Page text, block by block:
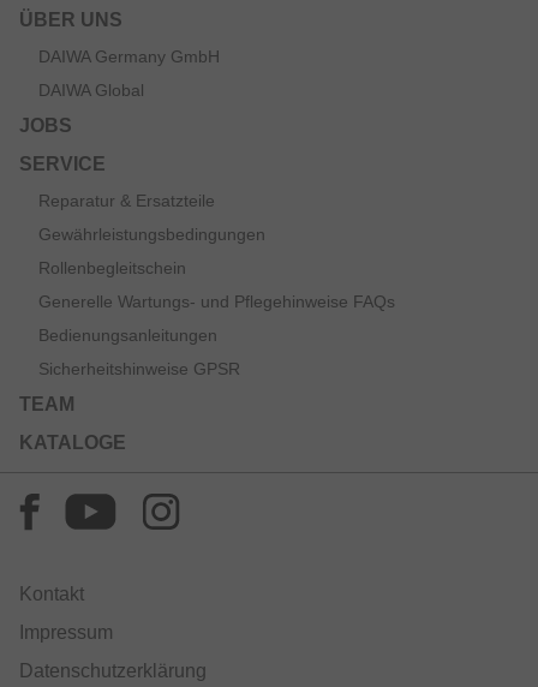
ÜBER UNS
DAIWA Germany GmbH
DAIWA Global
JOBS
SERVICE
Reparatur & Ersatzteile
Gewährleistungsbedingungen
Rollenbegleitschein
Generelle Wartungs- und Pflegehinweise FAQs
Bedienungsanleitungen
Sicherheitshinweise GPSR
TEAM
KATALOGE
Kontakt
Impressum
Datenschutzerklärung